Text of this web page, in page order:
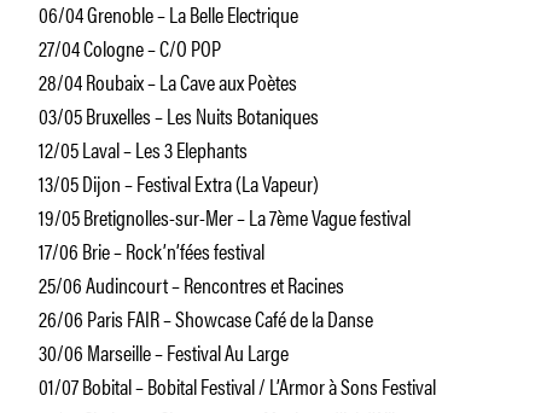
06/04 Grenoble – La Belle Electrique
27/04 Cologne – C/O POP
28/04 Roubaix – La Cave aux Poètes
03/05 Bruxelles – Les Nuits Botaniques
12/05 Laval – Les 3 Elephants
13/05 Dijon – Festival Extra (La Vapeur)
19/05 Bretignolles-sur-Mer – La 7ème Vague festival
17/06 Brie – Rock’n’fées festival
25/06 Audincourt – Rencontres et Racines
26/06 Paris FAIR – Showcase Café de la Danse
30/06 Marseille – Festival Au Large
01/07 Bobital – Bobital Festival / L’Armor à Sons Festival